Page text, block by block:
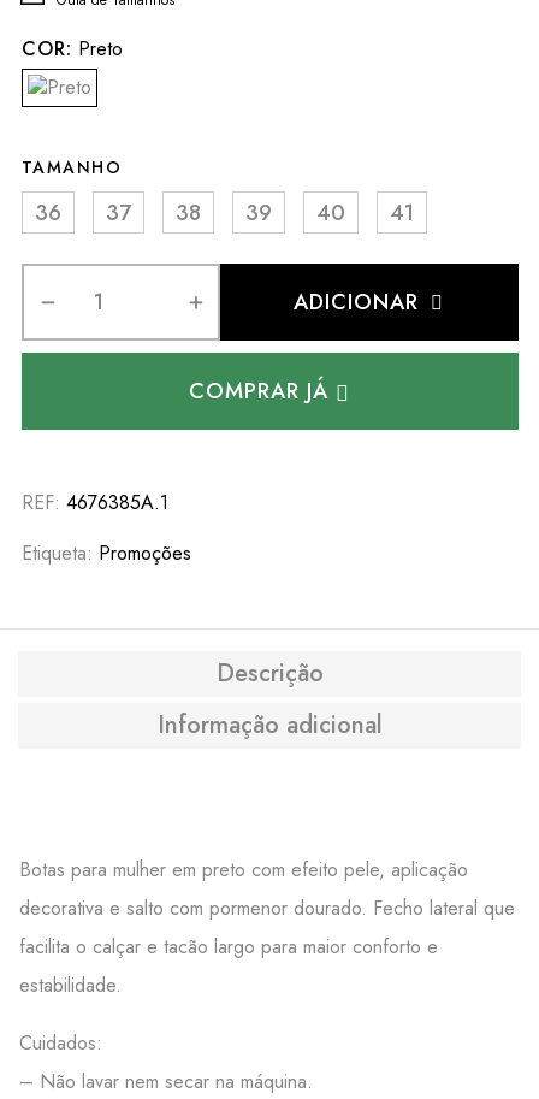
COR: Preto
TAMANHO
36 37 38 39 40 41
ADICIONAR
COMPRAR JÁ
REF: 4676385A.1
Etiqueta: Promoções
Descrição
Informação adicional
Botas para mulher em preto com efeito pele, aplicação
decorativa e salto com pormenor dourado. Fecho lateral que
facilita o calçar e tacão largo para maior conforto e
estabilidade.
Cuidados:
– Não lavar nem secar na máquina.